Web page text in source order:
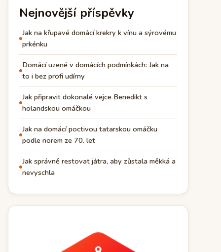
Nejnovější příspěvky
Jak na křupavé domácí krekry k vínu a sýrovému
prkénku
Domácí uzené v domácích podmínkách: Jak na
to i bez profi udírny
Jak připravit dokonalé vejce Benedikt s
holandskou omáčkou
Jak na domácí poctivou tatarskou omáčku
podle norem ze 70. let
Jak správně restovat játra, aby zůstala měkká a
nevyschla